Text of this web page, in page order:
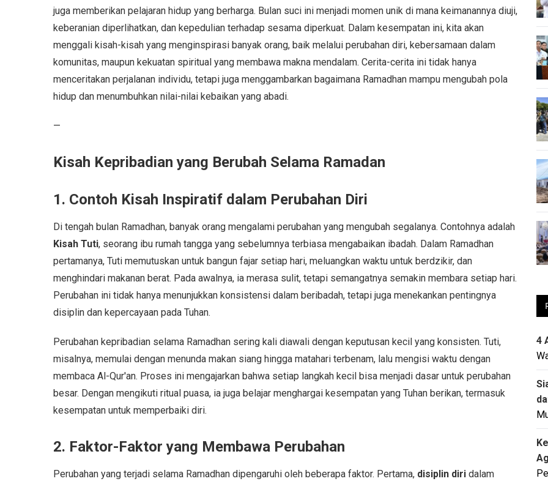
juga memberikan pelajaran hidup yang berharga. Bulan suci ini menjadi momen unik di mana keimanannya diuji,
keberanian diperlihatkan, dan kepedulian terhadap sesama diperkuat. Dalam kesempatan ini, kita akan
menggali kisah-kisah yang menginspirasi banyak orang, baik melalui perubahan diri, kebersamaan dalam
komunitas, maupun kekuatan spiritual yang membawa makna mendalam. Cerita-cerita ini tidak hanya
menceritakan perjalanan individu, tetapi juga menggambarkan bagaimana Ramadhan mampu mengubah pola
hidup dan menumbuhkan nilai-nilai kebaikan yang abadi.
—
Kisah Kepribadian yang Berubah Selama Ramadan
1. Contoh Kisah Inspiratif dalam Perubahan Diri
Di tengah bulan Ramadhan, banyak orang mengalami perubahan yang mengubah segalanya. Contohnya adalah
Kisah Tuti, seorang ibu rumah tangga yang sebelumnya terbiasa mengabaikan ibadah. Dalam Ramadhan
pertamanya, Tuti memutuskan untuk bangun fajar setiap hari, meluangkan waktu untuk berdzikir, dan
menghindari makanan berat. Pada awalnya, ia merasa sulit, tetapi semangatnya semakin membara setiap hari.
Perubahan ini tidak hanya menunjukkan konsistensi dalam beribadah, tetapi juga menekankan pentingnya
disiplin dan kepercayaan pada Tuhan.
Perubahan kepribadian selama Ramadhan sering kali diawali dengan keputusan kecil yang konsisten. Tuti,
misalnya, memulai dengan menunda makan siang hingga matahari terbenam, lalu mengisi waktu dengan
membaca Al-Qur'an. Proses ini mengajarkan bahwa setiap langkah kecil bisa menjadi dasar untuk perubahan
besar. Dengan mengikuti ritual puasa, ia juga belajar menghargai kesempatan yang Tuhan berikan, termasuk
kesempatan untuk memperbaiki diri.
2. Faktor-Faktor yang Membawa Perubahan
Perubahan yang terjadi selama Ramadhan dipengaruhi oleh beberapa faktor. Pertama, disiplin diri dalam
4